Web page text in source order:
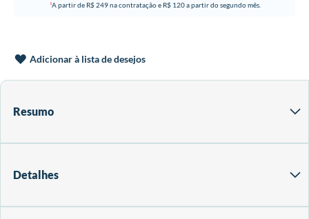
1A partir de R$ 249 na contratação e R$ 120 a partir do segundo mês.
Adicionar à lista de desejos
Resumo
Detalhes